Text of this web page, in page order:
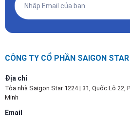
CÔNG TY CỔ PHẦN SAIGON STAR
Địa chỉ
Tòa nhà Saigon Star 1224 | 31, Quốc Lộ 22,
Minh
Email